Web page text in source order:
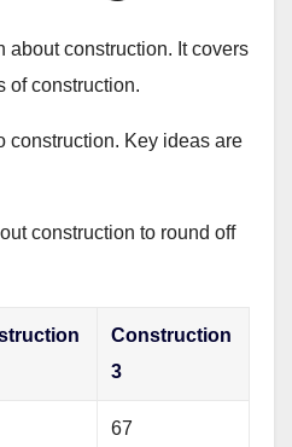
about construction. It covers
of construction.
construction. Key ideas are
construction to round off
Construction
3
67